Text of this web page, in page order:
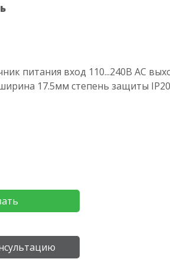
питания вход 110...240В AC
17.5мм степень защиты